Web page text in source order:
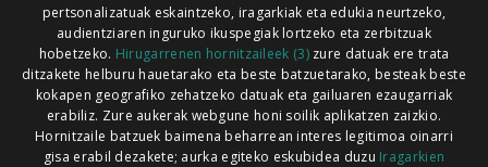
Codesyntaxek garatua
pertsonalizatuak eskaintzeko, iragarkiak eta edukia neurtzeko,
audientziaren inguruko ikuspegiak lortzeko eta zerbitzuak
hobetzeko. Hirugarrenen hornitzaileek (3)zure datuak ere trata
ditzakete helburu hauetarako eta beste batzuetarako, besteak beste
kokapen geografiko zehatzeko datuak eta gailuaren ezaugarriak
erabiliz. Zure aukerak webgune honi soilik aplikatzen zaizkio.
Hornitzaile batzuek baimena beharrean interes legitimoa oinarri
gisa erabil dezakete; aurka egiteko eskubidea duzu Iragarkien